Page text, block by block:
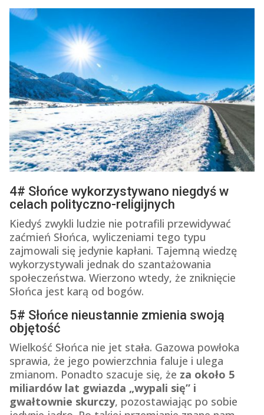
4# Słońce wykorzystywano niegdyś w
celach polityczno-religijnych
Kiedyś zwykli ludzie nie potrafili przewidywać
zaćmień Słońca, wyliczeniami tego typu
zajmowali się jedynie kapłani. Tajemną wiedzę
wykorzystywali jednak do szantażowania
społeczeństwa. Wierzono wtedy, że zniknięcie
Słońca jest karą od bogów.
5# Słońce nieustannie zmienia swoją
objętość
Wielkość Słońca nie jet stała. Gazowa powłoka
sprawia, że jego powierzchnia faluje i ulega
zmianom. Ponadto szacuje się, że za około 5
miliardów lat gwiazda „wypali się” i
gwałtownie skurczy, pozostawiając po sobie